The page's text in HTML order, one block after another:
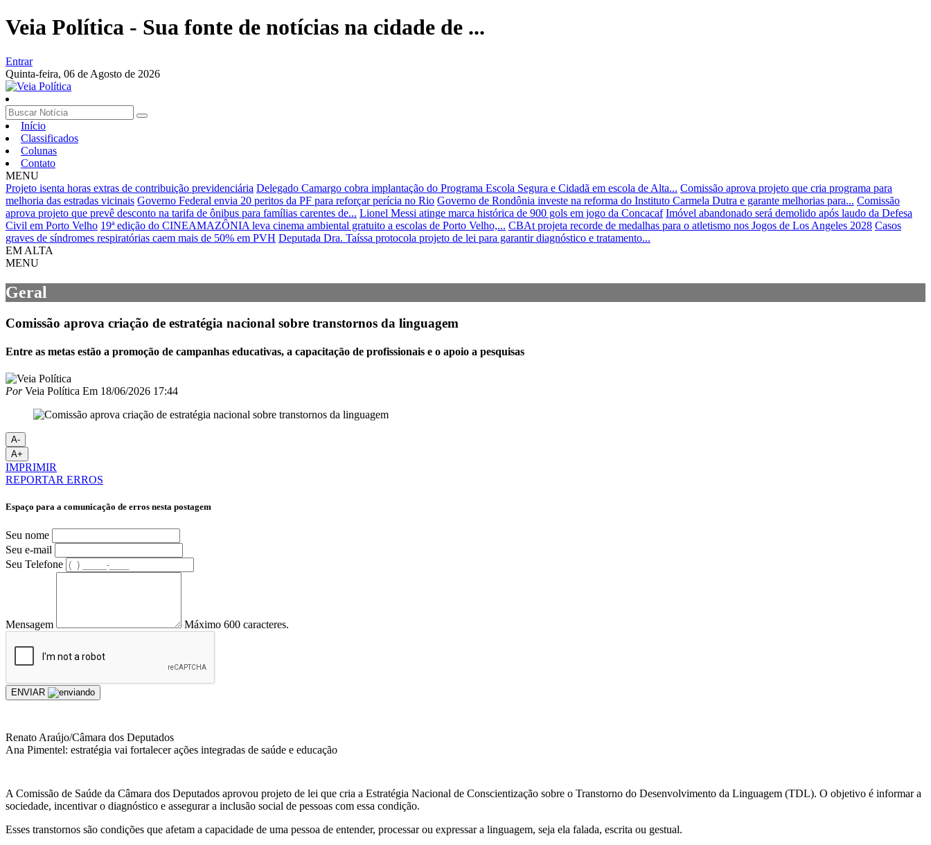
Veia Política - Sua fonte de notícias na cidade de ...
Entrar
Quinta-feira, 06 de Agosto de 2026
Início
Classificados
Colunas
Contato
MENU
Projeto isenta horas extras de contribuição previdenciária Delegado Camargo cobra implantação do Programa Escola Segura e Cidadã em escola de Alta... Comissão aprova projeto que cria programa para
melhoria das estradas vicinais Governo Federal envia 20 peritos da PF para reforçar perícia no Rio Governo de Rondônia investe na reforma do Instituto Carmela Dutra e garante melhorias para... Comissão
aprova projeto que prevê desconto na tarifa de ônibus para famílias carentes de... Lionel Messi atinge marca histórica de 900 gols em jogo da Concacaf Imóvel abandonado será demolido após laudo da Defesa
Civil em Porto Velho 19ª edição do CINEAMAZÔNIA leva cinema ambiental gratuito a escolas de Porto Velho,... CBAt projeta recorde de medalhas para o atletismo nos Jogos de Los Angeles 2028 Casos
graves de síndromes respiratórias caem mais de 50% em PVH Deputada Dra. Taíssa protocola projeto de lei para garantir diagnóstico e tratamento...
EM ALTA
MENU
Geral
Comissão aprova criação de estratégia nacional sobre transtornos da linguagem
Entre as metas estão a promoção de campanhas educativas, a capacitação de profissionais e o apoio a pesquisas
PorVeia Política Em 18/06/2026 17:44
A-
A+
IMPRIMIR
REPORTAR ERROS
Espaço para a comunicação de erros nesta postagem
Seu nome
Seu e-mail
Seu Telefone
Mensagem Máximo 600 caracteres.
ENVIAR
Renato Araújo/Câmara dos Deputados
Ana Pimentel: estratégia vai fortalecer ações integradas de saúde e educação
A Comissão de Saúde da Câmara dos Deputados aprovou projeto de lei que cria a Estratégia Nacional de Conscientização sobre o Transtorno do Desenvolvimento da Linguagem (TDL). O objetivo é informar a
sociedade, incentivar o diagnóstico e assegurar a inclusão social de pessoas com essa condição.
Esses transtornos são condições que afetam a capacidade de uma pessoa de entender, processar ou expressar a linguagem, seja ela falada, escrita ou gestual.